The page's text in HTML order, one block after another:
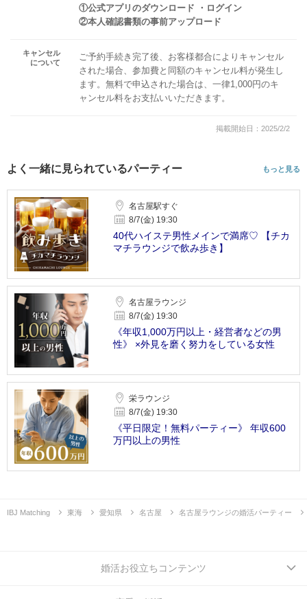
①公式アプリのダウンロード ・ログイン
②本人確認書類の事前アップロード
キャンセル
について
ご予約手続き完了後、お客様都合によりキャンセル
された場合、参加費と同額のキャンセル料が発生し
ます。無料で申込された場合は、一律1,000円のキ
ャンセル料をお支払いいただきます。
掲載開始日：2025/2/2
よく一緒に見られているパーティー もっと見る
名古屋駅すぐ
8/7(金) 19:30
40代ハイステ男性メインで満席♡ 【チカ
マチラウンジで飲み歩き】
名古屋ラウンジ
8/7(金) 19:30
《年収1,000万円以上・経営者などの男
性》 ×外見を磨く努力をしている女性
栄ラウンジ
8/7(金) 19:30
《平日限定！無料パーティー》 年収600
万円以上の男性
IBJ Matching 東海 愛知県 名古屋 名古屋ラウンジの婚活パーティー
婚活お役立ちコンテンツ